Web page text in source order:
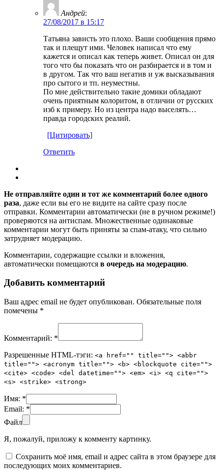
Андрей:
27/08/2017 в 15:17
Татьяна зависть это плохо. Ваши сообщения прямо
так и плещут ими. Человек написал что ему
кажется и описал как теперь живет. Описал он для
того что бы показать что он разбирается и в том и
в другом. Так что ваш негатив и уж высказывания
про сытого и тп. неуместны.
По мне действительно такие домики обладают
очень приятным колоритом, в отличии от русских
изб к примеру. Но из центра надо выселять…
правда городских реалий.
[Цитировать]
Ответить
Не отправляйте один и тот же комментарий более одного
раза, даже если вы его не видите на сайте сразу после
отправки. Комментарии автоматически (не в ручном режиме!)
проверяются на антиспам. Множественные одинаковые
комментарии могут быть приняты за спам-атаку, что сильно
затрудняет модерацию.
Комментарии, содержащие ссылки и вложения,
автоматически помещаются в очередь на модерацию.
Добавить комментарий
Ваш адрес email не будет опубликован. Обязательные поля
помечены *
Комментарий: *
Разрешенные HTML-тэги: <a href="" title=""> <abbr
title=""> <acronym title=""> <b> <blockquote cite="">
<cite> <code> <del datetime=""> <em> <i> <q cite="">
<s> <strike> <strong>
Имя: *
Email: *
Файл
Я, пожалуй, приложу к комменту картинку.
Сохранить моё имя, email и адрес сайта в этом браузере для
последующих моих комментариев.